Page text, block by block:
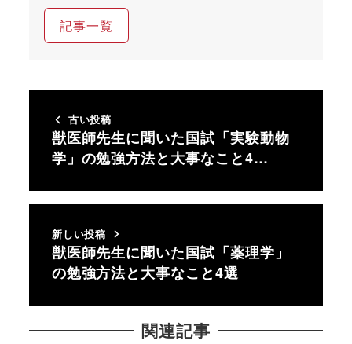
記事一覧
古い投稿
獣医師先生に聞いた国試「実験動物
学」の勉強方法と大事なこと4…
新しい投稿
獣医師先生に聞いた国試「薬理学」
の勉強方法と大事なこと4選
関連記事